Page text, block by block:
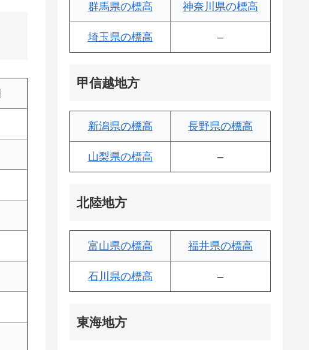
群馬県の標高 神奈川県の標高
埼玉県の標高 –
甲信越地方
新潟県の標高 長野県の標高
山梨県の標高 –
北陸地方
富山県の標高 福井県の標高
石川県の標高 –
東海地方